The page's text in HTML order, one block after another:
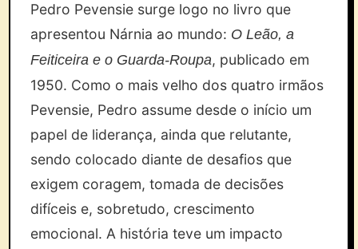
Pedro Pevensie surge logo no livro que
apresentou Nárnia ao mundo: O Leão, a
Feiticeira e o Guarda-Roupa, publicado em
1950. Como o mais velho dos quatro irmãos
Pevensie, Pedro assume desde o início um
papel de liderança, ainda que relutante,
sendo colocado diante de desafios que
exigem coragem, tomada de decisões
difíceis e, sobretudo, crescimento
emocional. A história teve um impacto